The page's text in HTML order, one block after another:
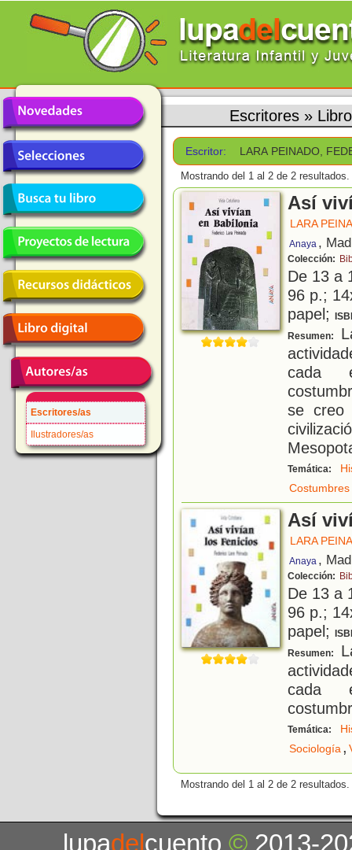
Escritores/as
Ilustradores/as
Escritores »
Escritor: LARA PEINADO,
Mostrando del 1 al 2 de 2 resultados.
Así
LARA
Anaya ,
Colección:
De 13 a
96 p.;
papel;
Resumen:
cada
se creo
Temática:
Costumbres
Así
LARA
Anaya ,
Colección:
De 13 a
96 p.;
papel;
Resumen:
cada
Temática:
Sociología,
Mostrando del 1 al 2 de 2 resultados.
lupadelcuento© 2013-